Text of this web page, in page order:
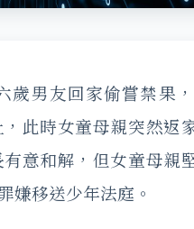
歲男友回家偷嘗禁果
此時女童母親突然返
意和解，但女童母親
嫌移送少年法庭。